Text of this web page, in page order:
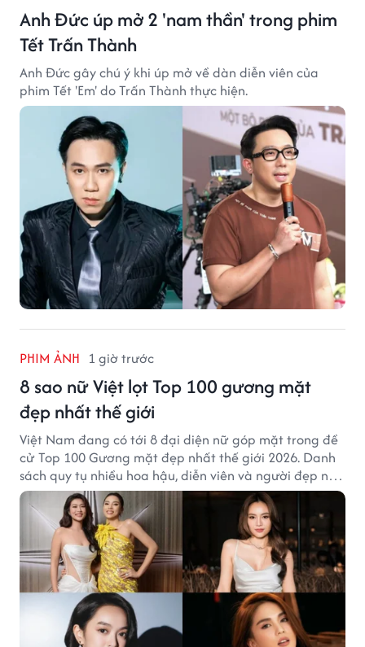
Anh Đức úp mở 2 'nam thần' trong phim
Tết Trấn Thành
Anh Đức gây chú ý khi úp mở về dàn diễn viên của
phim Tết 'Em' do Trấn Thành thực hiện.
PHIM ẢNH 1 giờ trước
8 sao nữ Việt lọt Top 100 gương mặt
đẹp nhất thế giới
Việt Nam đang có tới 8 đại diện nữ góp mặt trong đề
cử Top 100 Gương mặt đẹp nhất thế giới 2026. Danh
sách quy tụ nhiều hoa hậu, diễn viên và người đẹp nổi
tiếng của showbiz Việt.